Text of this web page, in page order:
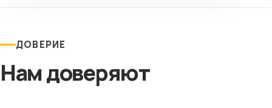
ДОВЕРИЕ
Нам доверяют